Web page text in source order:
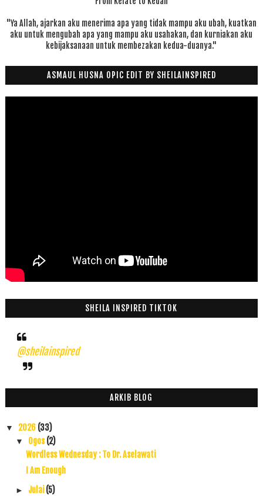
"Ya Allah, ajarkan aku menerima apa yang tidak mampu aku ubah, kuatkan
aku untuk mengubah apa yang mampu aku usahakan, dan kurniakan aku
kebijaksanaan untuk membezakan kedua-duanya."
ASMAUL HUSNA OPIC EDIT BY SHEILAINSPIRED
SHEILA INSPIRED TIKTOK
@sheilainspired
ARKIB BLOG
▼ 2026 (33)
▼ Ogos(2)
Wordless Wednesday : To Dr. Aselawati
I Am Enough
► Julai(5)